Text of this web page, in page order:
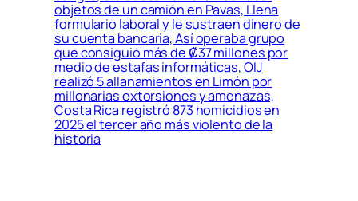
objetos de un camión en Pavas, Llena
formulario laboral y le sustraen dinero de
su cuenta bancaria, Así operaba grupo
que consiguió más de ₡37 millones por
medio de estafas informáticas, OIJ
realizó 5 allanamientos en Limón por
millonarias extorsiones y amenazas,
Costa Rica registró 873 homicidios en
2025 el tercer año más violento de la
historia